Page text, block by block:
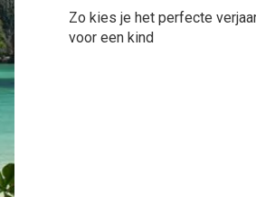
Zo kies je het perfecte
voor een kind